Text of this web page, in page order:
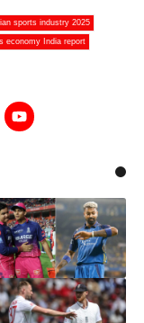
sports industry 2025
economy India report